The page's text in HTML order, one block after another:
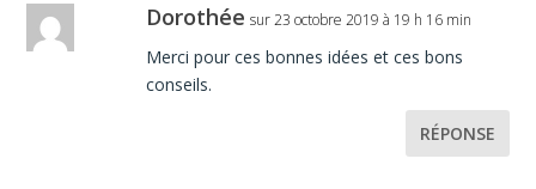
Dorothée sur 23 octobre 2019 à 19 h 16 min
Merci pour ces bonnes idées et ces bons
conseils.
RÉPONSE